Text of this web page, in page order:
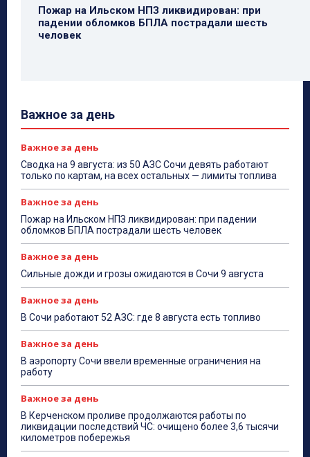
Пожар на Ильском НПЗ ликвидирован: при
падении обломков БПЛА пострадали шесть
человек
Важное за день
Важное за день
Сводка на 9 августа: из 50 АЗС Сочи девять работают
только по картам, на всех остальных — лимиты топлива
Важное за день
Пожар на Ильском НПЗ ликвидирован: при падении
обломков БПЛА пострадали шесть человек
Важное за день
Сильные дожди и грозы ожидаются в Сочи 9 августа
Важное за день
В Сочи работают 52 АЗС: где 8 августа есть топливо
Важное за день
В аэропорту Сочи ввели временные ограничения на
работу
Важное за день
В Керченском проливе продолжаются работы по
ликвидации последствий ЧС: очищено более 3,6 тысячи
километров побережья